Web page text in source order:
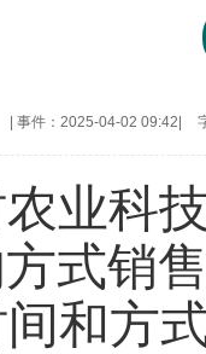
事件：2025-04-02 09:42
业科
式销
和方